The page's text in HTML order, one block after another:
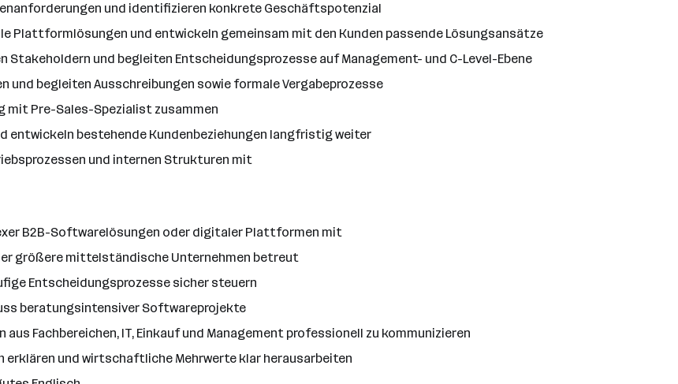
und identifizieren konkrete Geschäftspotenzial
Plattformlösungen und entwickeln gemeinsam mit den Kunden passende Lösungsansätze
Stakeholdern und begleiten Entscheidungsprozesse auf Management- und C-Level-Ebene
und begleiten Ausschreibungen sowie formale Vergabeprozesse
mit Pre-Sales-Spezialist zusammen
entwickeln bestehende Kundenbeziehungen langfristig weiter
und internen Strukturen mit
B2B-Softwarelösungen oder digitaler Plattformen mit
größere mittelständische Unternehmen betreut
Entscheidungsprozesse sicher steuern
beratungsintensiver Softwareprojekte
Fachbereichen, IT, Einkauf und Management professionell zu kommunizieren
und wirtschaftliche Mehrwerte klar herausarbeiten